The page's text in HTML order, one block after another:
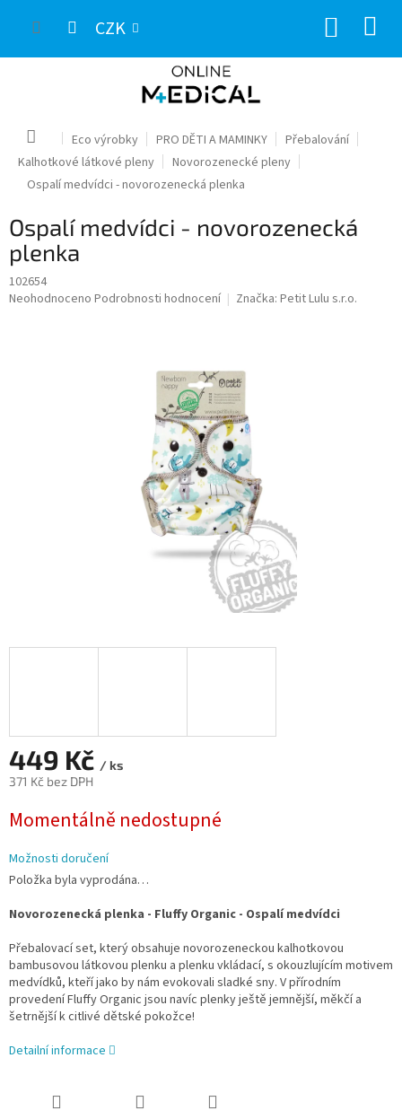
CZK
Domů Eco výrobky PRO DĚTI A MAMINKY
Přebalování
Kalhotkové látkové pleny
Novorozenecké pleny
Ospalí medvídci - novorozenecká plenka
Ospalí medvídci - novorozenecká
plenka
102654
Průměrné
Neohodnoceno Podrobnosti hodnocení Značka: Petit Lulu s.r.o.
449 Kč / ks
371 Kč bez DPH
cena:
Momentálně nedostupné
Možnosti doručení
Položka byla vyprodána…
Novorozenecká plenka - Fluffy Organic - Ospalí medvídci
Přebalovací set, který obsahuje novorozeneckou kalhotkovou
bambusovou látkovou plenku a plenku vkládací, s okouzlujícím motivem
medvídků, kteří jako by nám evokovali sladké sny. V přírodním
provedení Fluffy Organic jsou navíc plenky ještě jemnější, měkčí a
šetrnější k citlivé dětské pokožce!
Detailní informace